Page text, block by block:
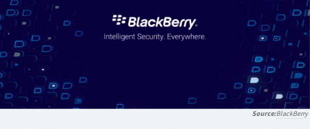
BlackBerry